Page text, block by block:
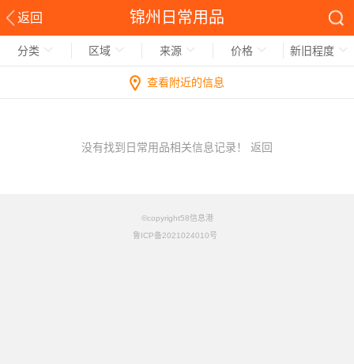
返回 锦州日常用品
分类 区域 来源 价格 新旧程度
查看附近的信息
没有找到日常用品相关信息记录！ 返回
©copyright58信息港
鲁ICP备2021024010号